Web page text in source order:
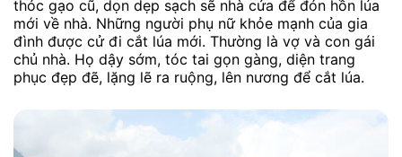
thóc gạo cũ, dọn dẹp sạch sẽ nhà cửa để đón hồn lúa
mới về nhà. Những người phụ nữ khỏe mạnh của gia
đình được cử đi cắt lúa mới. Thường là vợ và con gái
chủ nhà. Họ dậy sớm, tóc tai gọn gàng, diện trang
phục đẹp đẽ, lặng lẽ ra ruộng, lên nương để cắt lúa.